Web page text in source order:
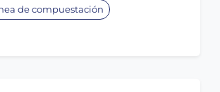
de compuestación